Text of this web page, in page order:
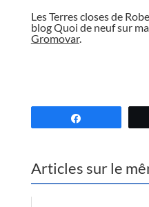
Les Terres closes de
blog Quoi de neuf sur
Gromovar.
Articles sur le